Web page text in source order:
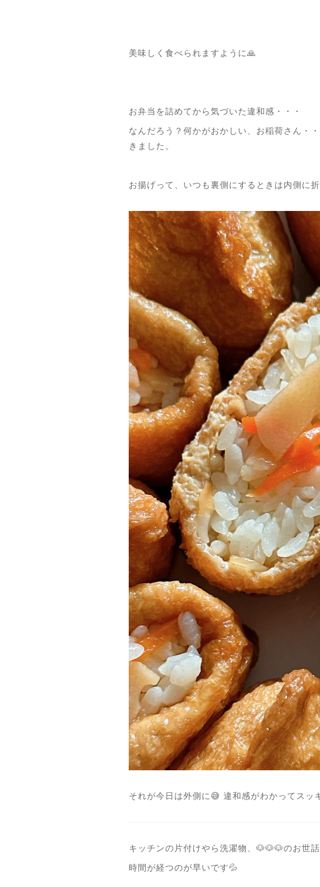
美味しく食べられますように🙏
お弁当を詰めてから気づいた違和感・・・
なんだろう？何かがおかしい、お稲荷さん・
きました。
お揚げって、いつも裏側にするときは内側に
それが今日は外側に😅 違和感がわかってスッ
キッチンの片付けやら洗濯物、🐶🐶🐶のお世
時間が経つのが早いです💦